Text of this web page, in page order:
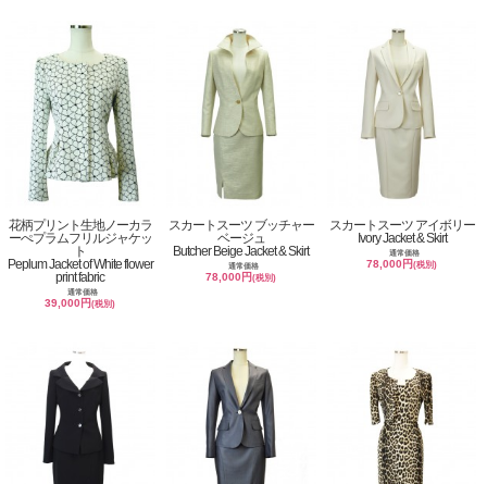
花柄プリント生地ノーカラ
ーぺプラムフリルジャケッ
ト
Peplum Jacket of White flower
print fabric
通常価格
39,000円(税別)
スカートスーツ ブッチャー
ベージュ
Butcher Beige Jacket & Skirt
通常価格
78,000円(税別)
スカートスーツ アイボリー
Ivory Jacket & Skirt
通常価格
78,000円(税別)